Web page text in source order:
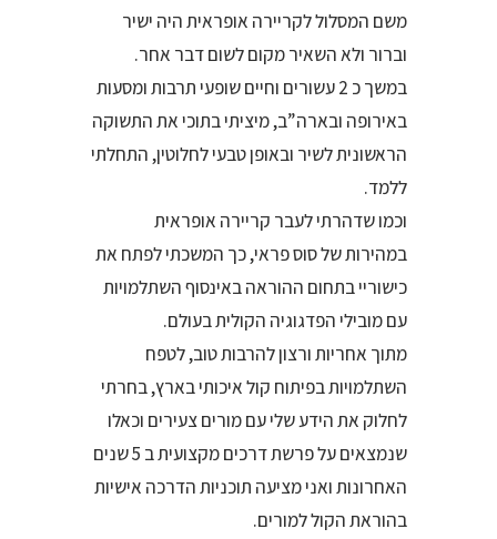
משם המסלול לקריירה אופראית היה ישיר
וברור ולא השאיר מקום לשום דבר אחר.
במשך כ 2 עשורים וחיים שופעי תרבות ומסעות
באירופה ובארה”ב, מיציתי בתוכי את התשוקה
הראשונית לשיר ובאופן טבעי לחלוטין, התחלתי
ללמד.
וכמו שדהרתי לעבר קריירה אופראית
במהירות של סוס פראי, כך המשכתי לפתח את
כישוריי בתחום ההוראה באינסוף השתלמויות
עם מובילי הפדגוגיה הקולית בעולם.
מתוך אחריות ורצון להרבות טוב, לטפח
השתלמויות בפיתוח קול איכותי בארץ, בחרתי
לחלוק את הידע שלי עם מורים צעירים וכאלו
שנמצאים על פרשת דרכים מקצועית ב 5 שנים
האחרונות ואני מציעה תוכניות הדרכה אישיות
בהוראת הקול למורים.